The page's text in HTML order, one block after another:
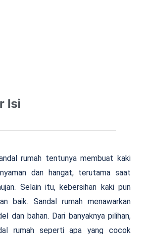
Isi
rumah tentunya membuat kaki
dan hangat, terutama saat
Selain itu, kebersihan kaki pun
baik. Sandal rumah menawarkan
dan bahan. Dari banyaknya pilihan,
rumah seperti apa yang cocok